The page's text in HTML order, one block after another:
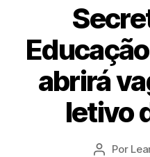
abrirá
letivo
Autor
Por